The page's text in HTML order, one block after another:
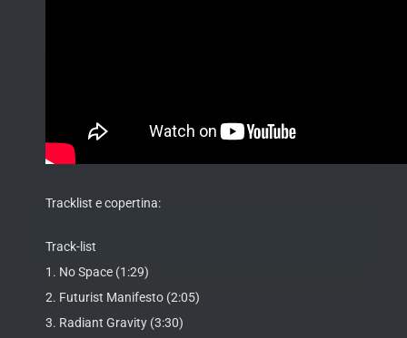
Tracklist e copertina:
Track-list
1. No Space (1:29)
2. Futurist Manifesto (2:05)
3. Radiant Gravity (3:30)